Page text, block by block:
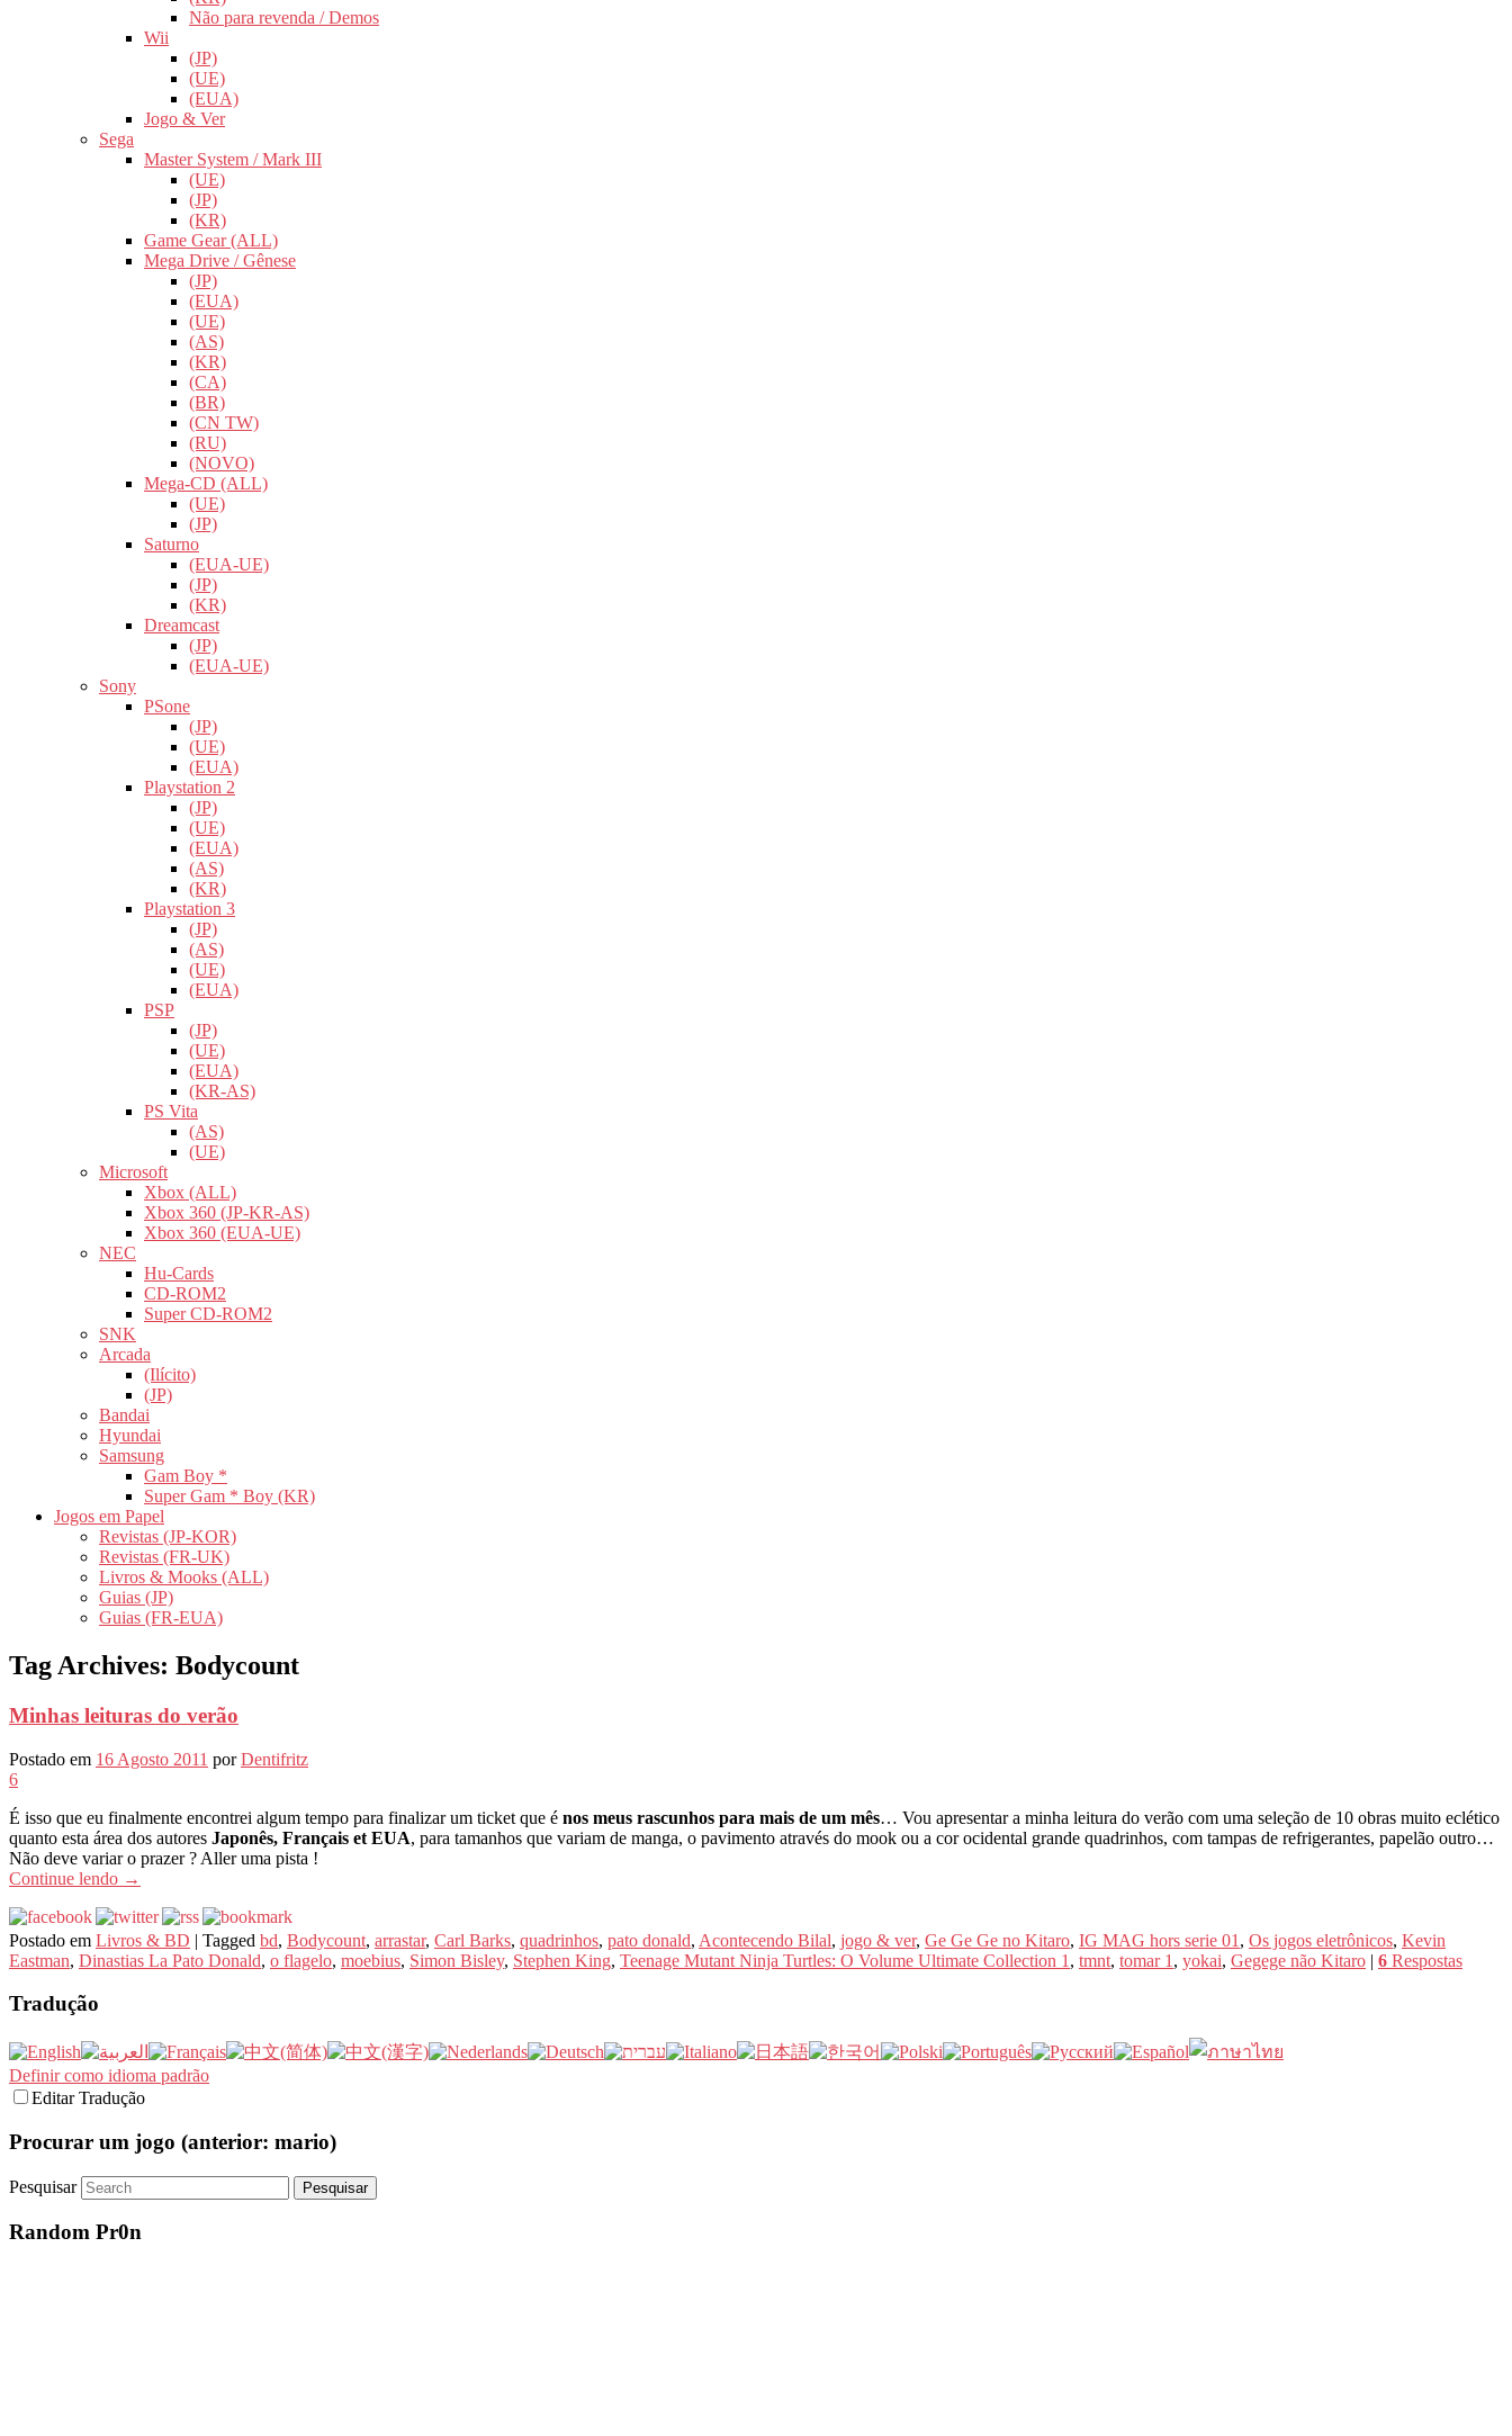
Não para revenda / Demos
Wii
(JP)
(UE)
(EUA)
Jogo & Ver
Sega
Master System / Mark III
(UE)
(JP)
(KR)
Game Gear (ALL)
Mega Drive / Gênese
(JP)
(EUA)
(UE)
(AS)
(KR)
(CA)
(BR)
(CN TW)
(RU)
(NOVO)
Mega-CD (ALL)
(UE)
(JP)
Saturno
(EUA-UE)
(JP)
(KR)
Dreamcast
(JP)
(EUA-UE)
Sony
PSone
(JP)
(UE)
(EUA)
Playstation 2
(JP)
(UE)
(EUA)
(AS)
(KR)
Playstation 3
(JP)
(AS)
(UE)
(EUA)
PSP
(JP)
(UE)
(EUA)
(KR-AS)
PS Vita
(AS)
(UE)
Microsoft
Xbox (ALL)
Xbox 360 (JP-KR-AS)
Xbox 360 (EUA-UE)
NEC
Hu-Cards
CD-ROM2
Super CD-ROM2
SNK
Arcada
(Ilícito)
(JP)
Bandai
Hyundai
Samsung
Gam Boy *
Super Gam * Boy (KR)
Jogos em Papel
Revistas (JP-KOR)
Revistas (FR-UK)
Livros & Mooks (ALL)
Guias (JP)
Guias (FR-EUA)
Tag Archives: Bodycount
Minhas leituras do verão
Postado em 16 Agosto 2011 porDentifritz
6
É isso que eu finalmente encontrei algum tempo para finalizar um ticket que é nos meus rascunhos para mais de um mês… Vou apresentar a minha leitura do verão com uma seleção de 10 obras muito eclético
quanto esta área dos autores Japonês, Français et EUA, para tamanhos que variam de manga, o pavimento através do mook ou a cor ocidental grande quadrinhos, com tampas de refrigerantes, papelão outro…
Não deve variar o prazer ? Aller uma pista !
Continue lendo →
Postado em Livros & BD | Tagged bd, Bodycount, arrastar, Carl Barks, quadrinhos, pato donald, Acontecendo Bilal, jogo & ver, Ge Ge Ge no Kitaro, IG MAG hors serie 01 , Os jogos eletrônicos, Kevin
Eastman, Dinastias La Pato Donald, o flagelo, moebius, Simon Bisley, Stephen King, Teenage Mutant Ninja Turtles: O Volume Ultimate Collection 1 , tmnt, tomar 1 , yokai, Gegege não Kitaro | 6 Respostas
Tradução
Definir como idioma padrão
Editar Tradução
Procurar um jogo (anterior: mario)
Pesquisar
Random Pr0n